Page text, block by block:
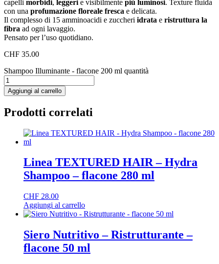
capelli morbidi, leggeri e visibilmente più luminosi. Texture fluida
con una profumazione floreale fresca e delicata.
Il complesso di 15 amminoacidi e zuccheri idrata e ristruttura la
fibra ad ogni lavaggio.
Pensato per l’uso quotidiano.
CHF 35.00
Shampoo Illuminante - flacone 200 ml quantità
Aggiungi al carrello
Prodotti correlati
Linea TEXTURED HAIR – Hydra
Shampoo – flacone 280 ml
CHF 28.00
Aggiungi al carrello
Siero Nutritivo – Ristrutturante –
flacone 50 ml